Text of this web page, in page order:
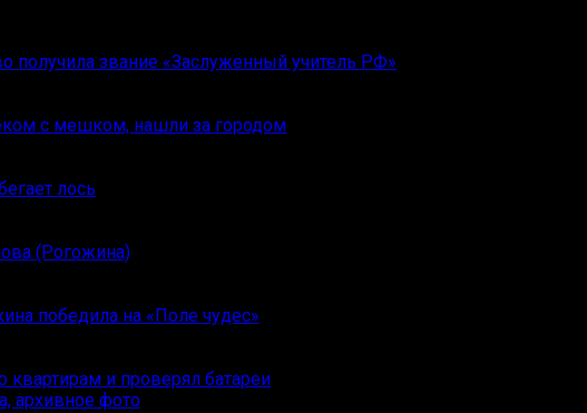
получила звание «Заслуженный учитель РФ»
с мешком, нашли за городом
лось
(Рогожина)
победила на «Поле чудес»
и проверял батареи